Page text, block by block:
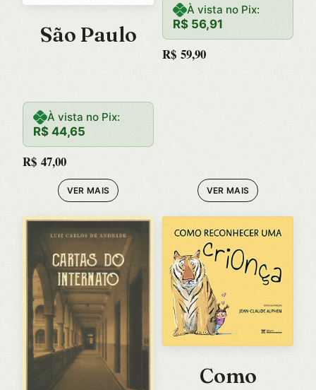
São Paulo
À vista no Pix:
R$ 44,65
R$ 47,00
VER MAIS
À vista no Pix:
R$ 56,91
R$ 59,90
VER MAIS
Como